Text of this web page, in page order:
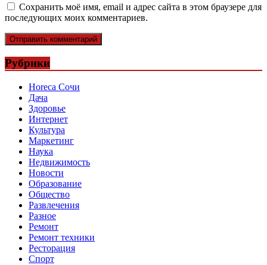
Сохранить моё имя, email и адрес сайта в этом браузере для
последующих моих комментариев.
Рубрики
Horeca Сочи
Дача
Здоровье
Интернет
Культура
Маркетинг
Наука
Недвижимость
Новости
Образование
Общество
Развлечения
Разное
Ремонт
Ремонт техники
Ресторация
Спорт